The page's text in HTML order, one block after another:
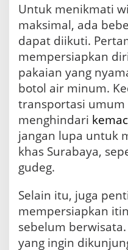
Untuk menikmati
maksimal, ada
dapat diikuti.
mempersiapkan
pakaian yang
botol air minum.
transportasi
menghindari
jangan lupa untuk
khas Surabaya,
gudeg.
Selain itu, juga
mempersiapkan
sebelum
yang ingin